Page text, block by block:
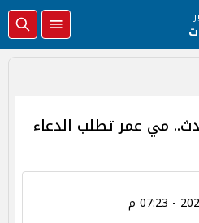
مي عمر تطلب الدعاء